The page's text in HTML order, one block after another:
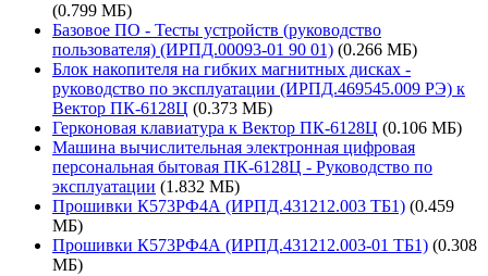
(0.799 МБ)
Базовое ПО - Тесты устройств (руководство
пользователя) (ИРПД.00093-01 90 01) (0.266 МБ)
Блок накопителя на гибких магнитных дисках -
руководство по эксплуатации (ИРПД.469545.009 РЭ) к
Вектор ПК-6128Ц (0.373 МБ)
Герконовая клавиатура к Вектор ПК-6128Ц (0.106 МБ)
Машина вычислительная электронная цифровая
персональная бытовая ПК-6128Ц - Руководство по
эксплуатации (1.832 МБ)
Прошивки К573РФ4А (ИРПД.431212.003 ТБ1) (0.459
МБ)
Прошивки К573РФ4А (ИРПД.431212.003-01 ТБ1) (0.308
МБ)